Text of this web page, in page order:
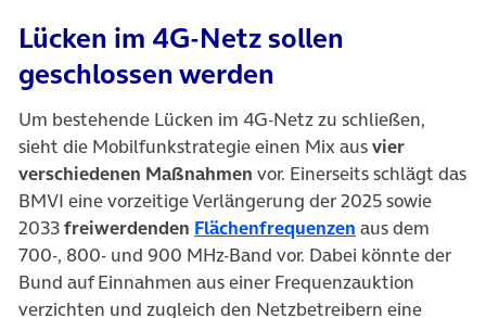
Lücken im 4G-Netz sollen
geschlossen werden
Um bestehende Lücken im 4G-Netz zu schließen,
sieht die Mobilfunkstrategie einen Mix ausvier
verschiedenen Maßnahmen vor. Einerseits schlägt das
BMVI eine vorzeitige Verlängerung der 2025 sowie
2033freiwerdenden Flächenfrequenzen (öffnet in
aus dem
700-, 800- und 900 MHz-Band vor. Dabei könnte der
Bund auf Einnahmen aus einer Frequenzauktion
verzichten und zugleich den Netzbetreibern eine